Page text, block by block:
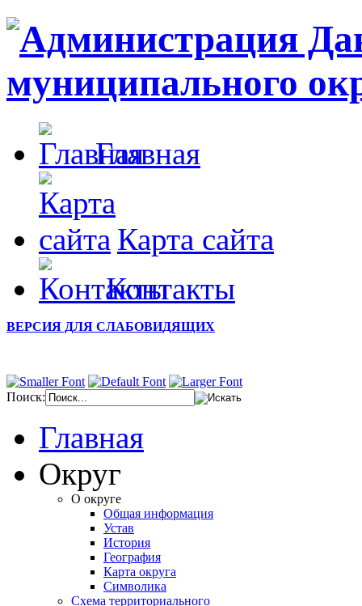
Главная
Карта сайта
Контакты
ВЕРСИЯ ДЛЯ СЛАБОВИДЯЩИХ
Поиск:
Главная
Округ
О округе
Общая информация
Устав
История
География
Карта округа
Символика
Схема территориального